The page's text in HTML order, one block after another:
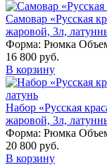
Самовар «Русская
жаровой, 3л,
Форма: Рюмка
16 800 руб.
В корзину
Набор «Русская
жаровой, 3л,
Форма: Рюмка
20 800 руб.
В корзину